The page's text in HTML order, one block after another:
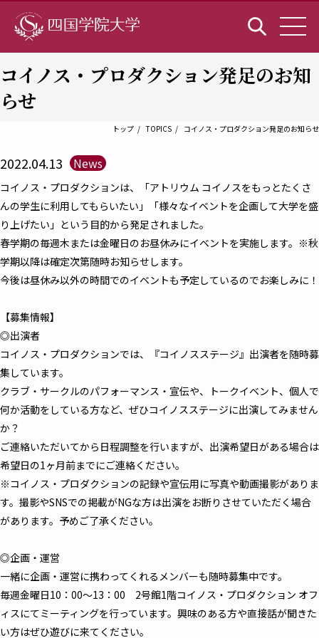
コイノス・プロダクション発足のお知
らせ
トップ TOPICS コイノス・プロダクション発足のお知らせ
2022.04.13 News
コイノス・プロダクションは、「アトリウム コイノスをもっとたくさ
んの学生に利用してもらいたい」「様々なイベントを企画して大学を盛
り上げたい」という目的から発足されました。
春学期の毎週木または金曜日のお昼休みにイベントを実施します。※秋
学期以降は確定次第随時お知らせします。
今後は昼休み以外の時間でのイベントも予定しているのでお楽しみに！
【募集情報】
◎出演者
コイノス・プロダクションでは、『コイノスステージ』出演者を随時募
集しています。
クラブ・サークルのパフォーマンス・宣伝や、トークイベント、個人で
何か活動をしている方など、ぜひコイノスステージに出演してみません
か？
ご連絡いただいてから日程調整を行いますが、出演希望日がある場合は
希望日の1ヶ月前までにご連絡ください。
※コイノス・プロダクションの記録や宣伝用に写真や動画撮影がありま
す。撮影やSNSでの掲載がNGな方は出演をお断りさせていただく場合
があります。予めご了承ください。
◎企画・運営
一緒に企画・運営に携わってくれるメンバーも随時募集中です。
毎週金曜日10：00～13：00 2号館1階コイノス・プロダクション オフ
ィスにてミーティングを行っています。興味のある方や直接話が聞きた
い方はぜひ遊びに来てください。